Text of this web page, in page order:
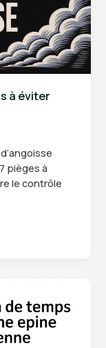
à éviter
pièges à
le contrôle